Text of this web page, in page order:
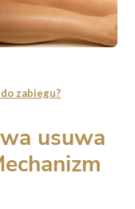
zabiegu?
usuwa